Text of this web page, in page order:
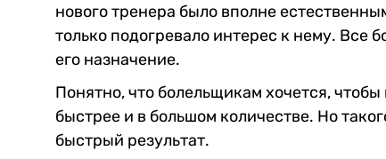
нового тренера было вполне
только подогревало интерес к нему.
его назначение.
Понятно, что болельщикам хочется,
быстрее и в большом количестве. Но
быстрый результат.